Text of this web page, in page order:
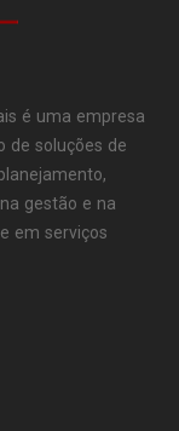
é uma empresa
de soluções de
gestão e na
em serviços